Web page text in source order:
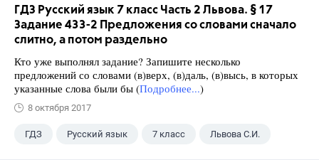
ГДЗ Русский язык 7 класс Часть 2 Львова. § 17
Задание 433-2 Предложения со словами сначало
слитно, а потом раздельно
Кто уже выполнял задание? Запишите несколько
предложений со словами (в)верх, (в)даль, (в)высь, в которых
указанные слова были бы (Подробнее...)
8 октября 2017
ГДЗ Русский язык 7 класс Львова С.И.